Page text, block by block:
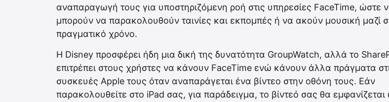
αναπαραγωγή τους για υποστηριζόμενη ροή στις υπηρεσίες FaceTime, ώστε
μπορούν να παρακολουθούν ταινίες και εκπομπές ή να ακούν μουσική μαζί
πραγματικό χρόνο.
Η Disney προσφέρει ήδη μια δική της δυνατότητα GroupWatch, αλλά το
επιτρέπει στους χρήστες να κάνουν FaceTime ενώ κάνουν άλλα πράγματα
συσκευές Apple τους όταν αναπαράγεται ένα βίντεο στην οθόνη τους. Εάν
παρακολουθείτε στο iPad σας, για παράδειγμα, το βίντεό σας θα εμφανίζεται